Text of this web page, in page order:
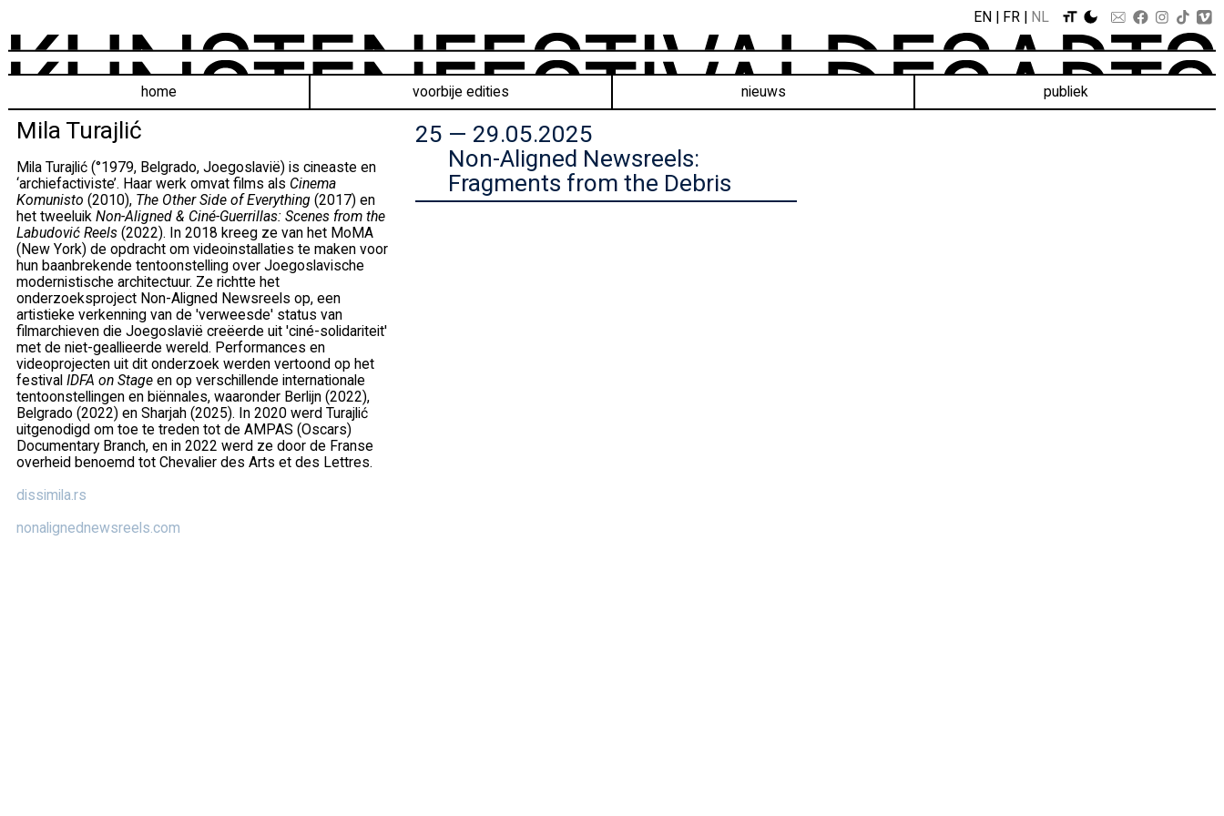
EN FR NL
home voorbije edities nieuws publiek
Mila Turajlić
Mila Turajlić (°1979, Belgrado, Joegoslavië) is cineaste en
‘archiefactiviste’. Haar werk omvat films als Cinema
Komunisto (2010), The Other Side of Everything (2017) en
het tweeluik Non-Aligned & Ciné-Guerrillas: Scenes from the
Labudović Reels (2022). In 2018 kreeg ze van het MoMA
(New York) de opdracht om videoinstallaties te maken voor
hun baanbrekende tentoonstelling over Joegoslavische
modernistische architectuur. Ze richtte het
onderzoeksproject Non-Aligned Newsreels op, een
artistieke verkenning van de 'verweesde' status van
filmarchieven die Joegoslavië creëerde uit 'ciné-solidariteit'
met de niet-geallieerde wereld. Performances en
videoprojecten uit dit onderzoek werden vertoond op het
festival IDFA on Stage en op verschillende internationale
tentoonstellingen en biënnales, waaronder Berlijn (2022),
Belgrado (2022) en Sharjah (2025). In 2020 werd Turajlić
uitgenodigd om toe te treden tot de AMPAS (Oscars)
Documentary Branch, en in 2022 werd ze door de Franse
overheid benoemd tot Chevalier des Arts et des Lettres.
dissimila.rs
nonalignednewsreels.com
25 — 29.05.2025
Non-Aligned Newsreels:
Fragments from the Debris